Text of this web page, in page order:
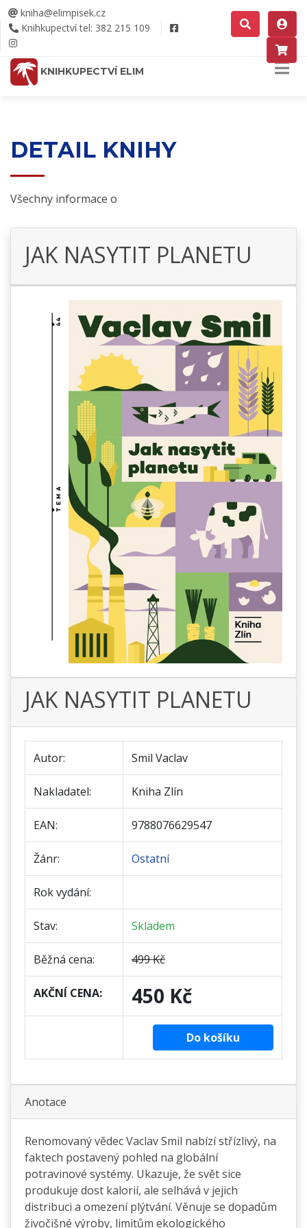
kniha@elimpisek.cz
Knihkupectví tel: 382 215 109
KNIHKUPECTVÍ ELIM
DETAIL KNIHY
Všechny informace o
JAK NASYTIT PLANETU
JAK NASYTIT PLANETU
Autor: Smil Vaclav
Nakladatel: Kniha Zlín
EAN: 9788076629547
Žánr: Ostatní
Rok vydání:
Stav: Skladem
Běžná cena: 499 Kč
AKČNÍ CENA: 450 Kč
Do košíku
Anotace
Renomovaný vědec Vaclav Smil nabízí střízlivý, na
faktech postavený pohled na globální
potravinové systémy. Ukazuje, že svět sice
produkuje dost kalorií, ale selhává v jejich
distribuci a omezení plýtvání. Věnuje se dopadům
živočišné výroby, limitům ekologického